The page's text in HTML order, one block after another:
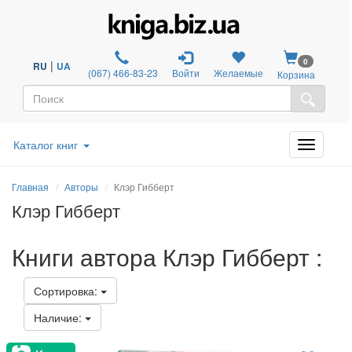
RU | UA (067) 466-83-23 Войти Желаемые
0
Корзина
Каталог книг
Главная Авторы Клэр Гибберт
Клэр Гибберт
Книги автора Клэр Гибберт :
Сортировка:
Наличие: